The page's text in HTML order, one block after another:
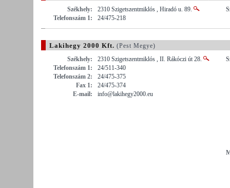
Székhely:
2310 Szigetszentmiklós , Hiradó u. 89.
Telefonszám 1:
24/475-218
Lakihegy 2000 Kft. (Pest Megye)
Székhely:
2310 Szigetszentmiklós , II. Rákóczi út 28.
Telefonszám 1:
24/511-340
Telefonszám 2:
24/475-375
Fax 1:
24/475-374
E-mail:
info@lakihegy2000.eu